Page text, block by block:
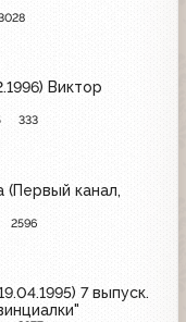
Виктор
333
(Первый канал,
2596
7 выпуск.